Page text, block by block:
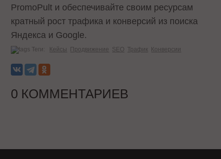
PromoPult и обеспечивайте своим ресурсам
кратный рост трафика и конверсий из поиска
Яндекса и Google.
Теги: Кейсы Продвижение SEO Трафик Конверсии
0 КОММЕНТАРИЕВ